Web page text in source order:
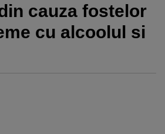
cauza fostelor
cu alcoolul si